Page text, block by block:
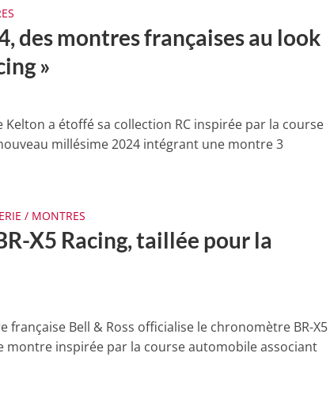
des montres françaises au look
»
Kelton a étoffé sa collection RC inspirée par la course
millésime 2024 intégrant une montre 3
/ MONTRES
X5 Racing, taillée pour la
française Bell & Ross officialise le chronomètre BR-X5
montre inspirée par la course automobile associant